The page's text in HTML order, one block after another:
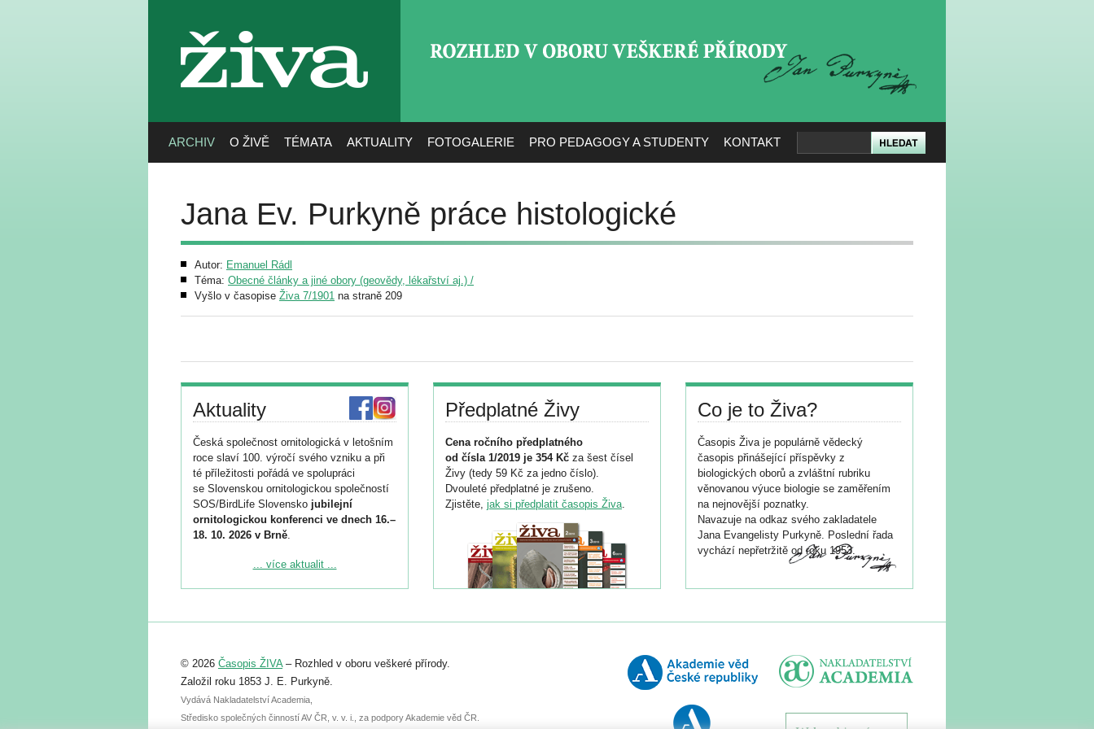
živa
ARCHIV O ŽIVĚ TÉMATA AKTUALITY FOTOGALERIE PRO PEDAGOGY A STUDENTY KONTAKT
Jana Ev. Purkyně práce histologické
Autor: Emanuel Rádl
Téma: Obecné články a jiné obory (geovědy, lékařství aj.) /
Vyšlo v časopise Živa 7/1901 na straně 209
Aktuality
Česká společnost ornitologická v letošním
roce slaví 100. výročí svého vzniku a při
té příležitosti pořádá ve spolupráci
se Slovenskou ornitologickou společností
SOS/BirdLife Slovensko jubilejní
ornitologickou konferenci ve dnech 16.–
18. 10. 2026 v Brně.
Podrobnější informace ke konferenci
Registrovat se můžete do 6. září.
abstraktu přihlášené přednášky nebo
posteru je už 30. června.
... více aktualit ...
Předplatné Živy
Cena ročního předplatného
od čísla 1/2019 je 354 Kč za šest čísel
Živy (tedy 59 Kč za jedno číslo).
Dvouleté předplatné je zrušeno.
Zjistěte, jak si předplatit časopis Živa.
Co je to Živa?
Časopis Živa je populárně vědecký
časopis přinášející příspěvky z
biologických oborů a zvláštní rubriku
věnovanou výuce biologie se zaměřením
na nejnovější poznatky.
Navazuje na odkaz svého zakladatele
Jana Evangelisty Purkyně. Poslední řada
vychází nepřetržitě od roku 1953.
© 2026 Časopis ŽIVA– Rozhled v oboru veškeré přírody.
Založil roku 1853 J. E. Purkyně.
Vydává Nakladatelství Academia,
Středisko společných činností AV ČR, v. v. i., za podpory Akademie věd ČR.